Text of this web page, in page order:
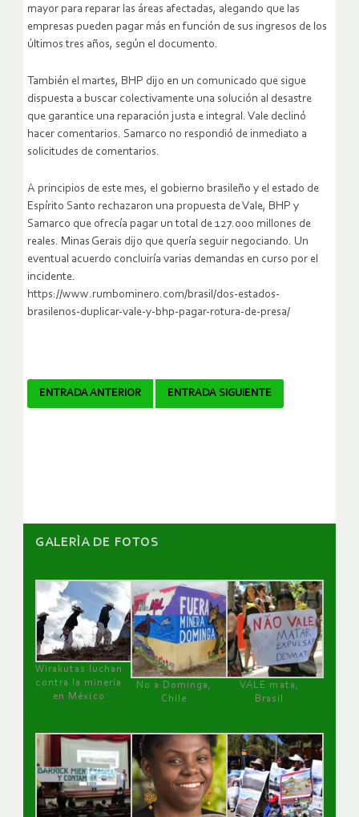
mayor para reparar las áreas afectadas, alegando que las
empresas pueden pagar más en función de sus ingresos de los
últimos tres años, según el documento.
También el martes, BHP dijo en un comunicado que sigue
dispuesta a buscar colectivamente una solución al desastre
que garantice una reparación justa e integral. Vale declinó
hacer comentarios. Samarco no respondió de inmediato a
solicitudes de comentarios.
A principios de este mes, el gobierno brasileño y el estado de
Espírito Santo rechazaron una propuesta de Vale, BHP y
Samarco que ofrecía pagar un total de 127.000 millones de
reales. Minas Gerais dijo que quería seguir negociando. Un
eventual acuerdo concluiría varias demandas en curso por el
incidente.
https://www.rumbominero.com/brasil/dos-estados-
brasilenos-duplicar-vale-y-bhp-pagar-rotura-de-presa/
Navegador
ENTRADA ANTERIOR ENTRADA SIGUIENTE
GALERÌA DE FOTOS
Wirakutas luchan
contra la minería
en México
No a Dominga,
Chile
VALE mata,
Brasil